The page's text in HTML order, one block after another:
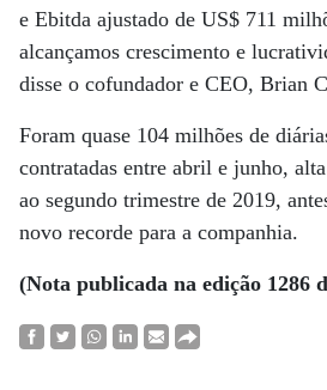
e Ebitda ajustado de US$ 711
alcançamos crescimento e
disse o cofundador e CEO, Brian
Foram quase 104 milhões de
contratadas entre abril e junho,
ao segundo trimestre de 2019,
novo recorde para a companhia.
(Nota publicada na edição 1286